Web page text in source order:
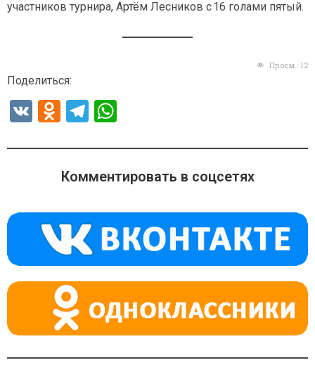
участников турнира, Артём Лесников с 16 голами пятый.
Просм.: 12
Поделиться:
V
O
n
o
a
ss
ni
ki
T
e
gr
m
at
s
p
p
Комментировать в соцсетях